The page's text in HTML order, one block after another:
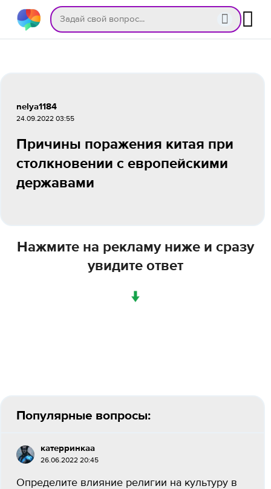
nelya1184
24.09.2022 03:55
Причины поражения китая при
столкновении с европейскими
державами
Нажмите на рекламу ниже и сразу
увидите ответ
↓
Популярные вопросы:
катерринкаа
26.06.2022 20:45
Определите влияние религии на культуру в